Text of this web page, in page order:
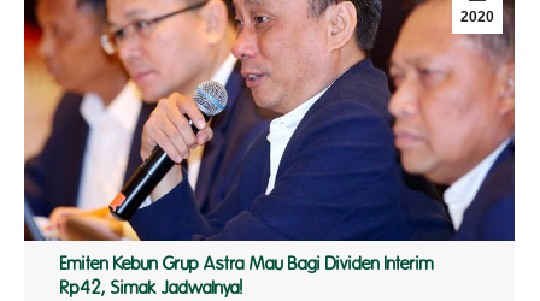
2020
Emiten Kebun Grup Astra Mau Bagi Dividen Interim
Rp42, Simak Jadwalnya!